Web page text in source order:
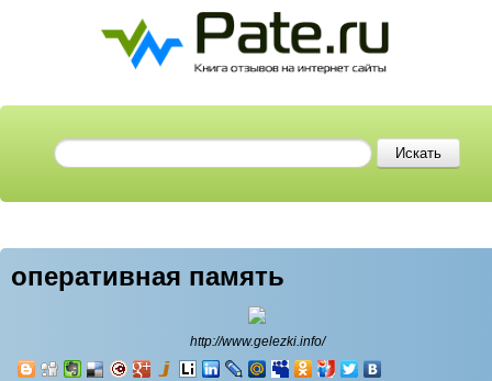
оперативная память
http://www.gelezki.info/